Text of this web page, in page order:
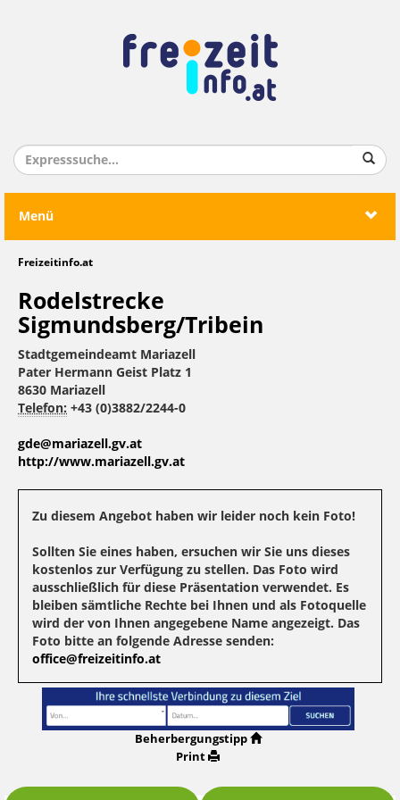
Menü
Freizeitinfo.at
Rodelstrecke
Sigmundsberg/Tribein
Stadtgemeindeamt Mariazell
Pater Hermann Geist Platz 1
8630 Mariazell
Telefon: +43 (0)3882/2244-0
gde@mariazell.gv.at
http://www.mariazell.gv.at
Zu diesem Angebot haben wir leider noch kein Foto!
Sollten Sie eines haben, ersuchen wir Sie uns dieses
kostenlos zur Verfügung zu stellen. Das Foto wird
ausschließlich für diese Präsentation verwendet. Es
bleiben sämtliche Rechte bei Ihnen und als Fotoquelle
wird der von Ihnen angegebene Name angezeigt. Das
Foto bitte an folgende Adresse senden:
office@freizeitinfo.at
Beherbergungstipp
Print